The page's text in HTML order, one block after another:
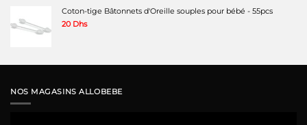
Coton-tige Bâtonnets d'Oreille souples pour bébé - 55pcs
20 Dhs
NOS MAGASINS ALLOBEBE